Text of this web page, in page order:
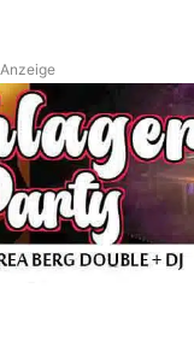
Anzeige